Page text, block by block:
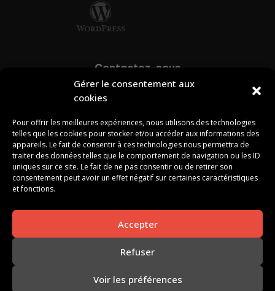
Gérer le consentement aux
cookies
Pour offrir les meilleures expériences, nous utilisons des technologies
telles que les cookies pour stocker et/ou accéder aux informations des
appareils. Le fait de consentir à ces technologies nous permettra de
traiter des données telles que le comportement de navigation ou les ID
uniques sur ce site. Le fait de ne pas consentir ou de retirer son
consentement peut avoir un effet négatif sur certaines caractéristiques
et fonctions.
Accepter
Refuser
Voir les préférences
Contactez-nous
Naviguez
622, av. St-Georges,
Copyright © 2026 - Tous droits